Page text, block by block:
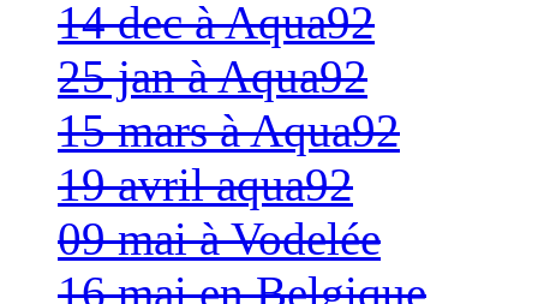
14 dec à Aqua92
25 jan à Aqua92
15 mars à Aqua92
19 avril aqua92
09 mai à Vodelée
16 mai en Belgique